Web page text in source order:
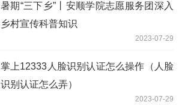
暑期“三下乡”丨安顺学院志愿服务团深入
乡村宣传科普知识
2023-07-29
掌上12333人脸识别认证怎么操作（人脸
识别认证怎么弄）
2023-07-29